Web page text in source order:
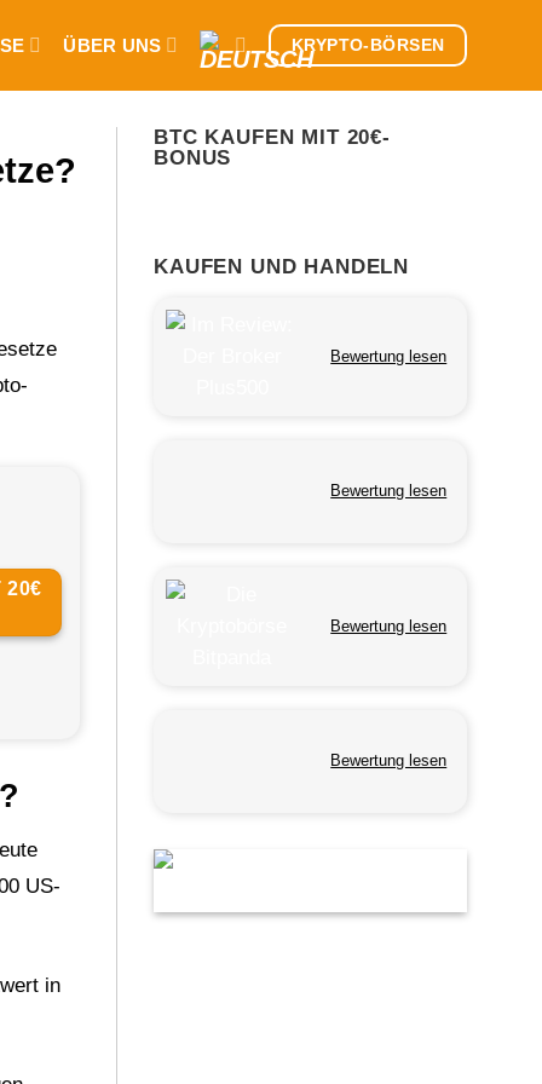
ÜBER UNS KRYPTO-BÖRSEN
20€
US-
in
BTC KAUFEN MIT 20€-
BONUS
KAUFEN UND HANDELN
Bewertung lesen
Bewertung lesen
Bewertung lesen
Bewertung lesen